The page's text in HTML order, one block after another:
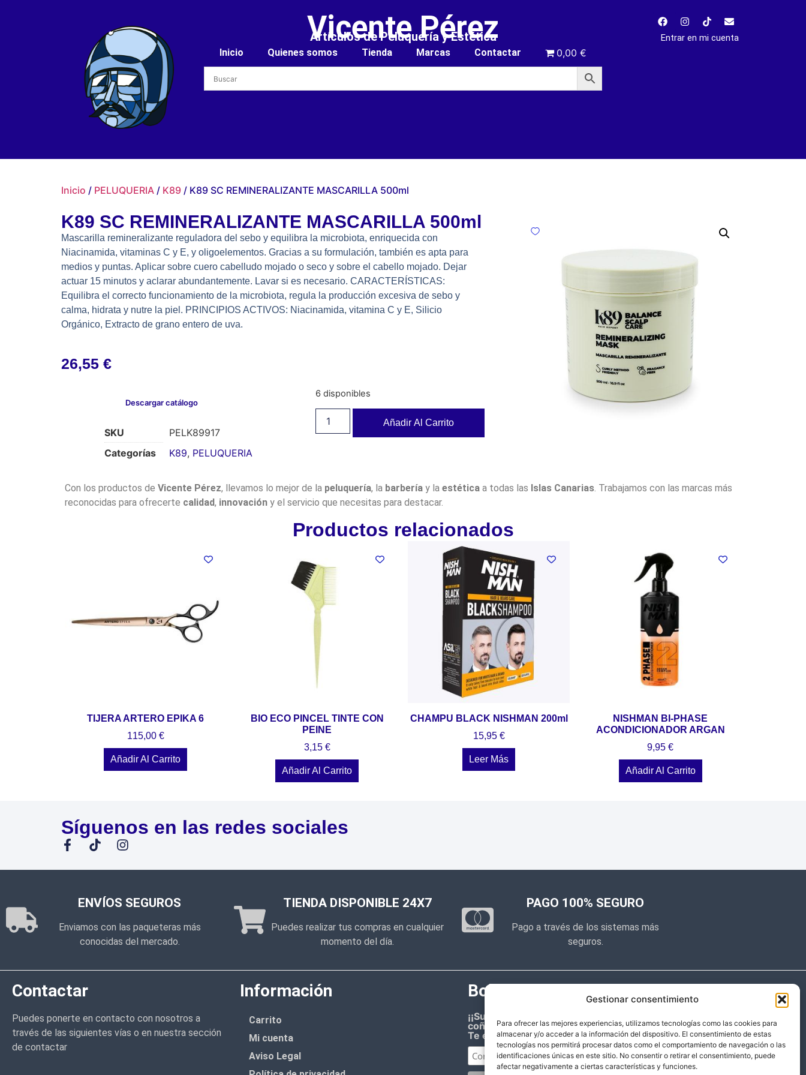
Gestionar consentimiento
Para ofrecer las mejores experiencias, utilizamos tecnologías como las cookies para
almacenar y/o acceder a la información del dispositivo. El consentimiento de estas
tecnologías nos permitirá procesar datos como el comportamiento de navegación o las
identificaciones únicas en este sitio. No consentir o retirar el consentimiento, puede
afectar negativamente a ciertas características y funciones.
Vicente Pérez
Artículos de Peluquería y Estética
Inicio Quienes somos Tienda Marcas Contactar 0,00 €
Entrar en mi cuenta
Inicio / PELUQUERIA / K89 / K89 SC REMINERALIZANTE MASCARILLA 500ml
K89 SC REMINERALIZANTE MASCARILLA 500ml
Mascarilla remineralizante reguladora del sebo y equilibra la microbiota, enriquecida con
Niacinamida, vitaminas C y E, y oligoelementos. Gracias a su formulación, también es apta para
medios y puntas. Aplicar sobre cuero cabelludo mojado o seco y sobre el cabello mojado. Dejar
actuar 15 minutos y aclarar abundantemente. Lavar si es necesario. CARACTERÍSTICAS:
Equilibra el correcto funcionamiento de la microbiota, regula la producción excesiva de sebo y
calma, hidrata y nutre la piel. PRINCIPIOS ACTIVOS: Niacinamida, vitamina C y E, Silicio
Orgánico, Extracto de grano entero de uva.
26,55 €
Descargar catálogo
SKU
PELK89917
Categorías
K89, PELUQUERIA
6 disponibles
Añadir Al Carrito
Con los productos de Vicente Pérez, llevamos lo mejor de la peluquería, la barberíay la estéticaa todas las Islas Canarias. Trabajamos con las marcas más
reconocidas para ofrecerte calidad, innovacióny el servicio que necesitas para destacar.
Productos relacionados
TIJERA ARTERO EPIKA 6
115,00 €
Añadir Al Carrito
BIO ECO PINCEL TINTE CON
PEINE
3,15 €
Añadir Al Carrito
CHAMPU BLACK NISHMAN 200ml
15,95 €
Leer Más
NISHMAN BI-PHASE
ACONDICIONADOR ARGAN
9,95€
Añadir Al Carrito
Síguenos en las redes sociales
ENVÍOS SEGUROS
Enviamos con las paqueteras más
conocidas del mercado.
TIENDA DISPONIBLE 24X7
Puedes realizar tus compras en cualquier
momento del día.
PAGO 100% SEGURO
Pago a través de los sistemas más
seguros.
Contactar
Puedes ponerte en contacto con nosotros a
través de las siguientes vías o en nuestra sección
de contactar
Información
Carrito
Mi cuenta
Aviso Legal
Boletín de noticias
¡¡Suscríbete y prometemos no dar mucho el
coñazo.!!
Te enviaremos sólo cosas importantes.